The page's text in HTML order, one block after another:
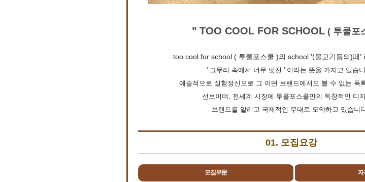
" TOO COOL FOR SCHOOL ( 투쿨포
too cool for school ( 투쿨포스쿨 )의 school '(물고기등의)떼'
' 그무리 속에서 너무 멋진 ' 이라는 뜻을 가지고 있습
예술적으로 실험정신으로 그 어떤 브랜드에서도 볼 수 없는 독
선보이며, 전세계 시장에 투쿨포스쿨만의 독창적인 디
브랜드를 알리고 국제적인 무대로 도약하고 있습니
01. 모집요강
모집부문 자